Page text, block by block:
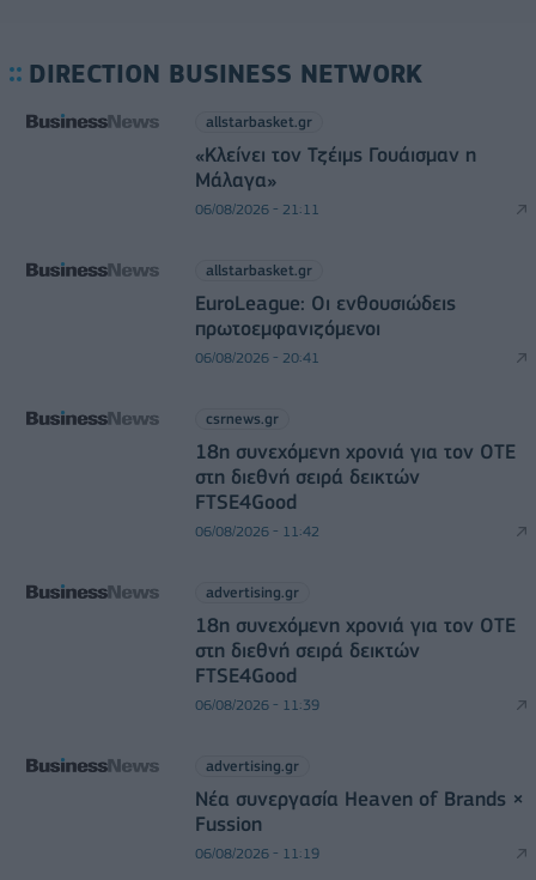
DIRECTION BUSINESS NETWORK
allstarbasket.gr
«Κλείνει τον Τζέιμς Γουάισμαν η
Μάλαγα»
06/08/2026 - 21:11
allstarbasket.gr
EuroLeague: Οι ενθουσιώδεις
πρωτοεμφανιζόμενοι
06/08/2026 - 20:41
csrnews.gr
18η συνεχόμενη χρονιά για τον ΟΤΕ
στη διεθνή σειρά δεικτών
FTSE4Good
06/08/2026 - 11:42
advertising.gr
18η συνεχόμενη χρονιά για τον ΟΤΕ
στη διεθνή σειρά δεικτών
FTSE4Good
06/08/2026 - 11:39
advertising.gr
Νέα συνεργασία Heaven of Brands ×
Fussion
06/08/2026 - 11:19